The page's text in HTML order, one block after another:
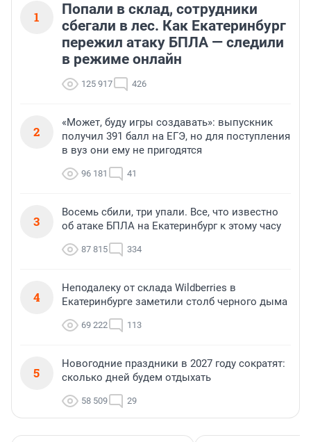
1
Попали в склад, сотрудники
сбегали в лес. Как Екатеринбург
пережил атаку БПЛА — следили
в режиме онлайн
125 917 426
2
«Может, буду игры создавать»: выпускник
получил 391 балл на ЕГЭ, но для поступления
в вуз они ему не пригодятся
96 181 41
3
Восемь сбили, три упали. Все, что известно
об атаке БПЛА на Екатеринбург к этому часу
87 815 334
4
Неподалеку от склада Wildberries в
Екатеринбурге заметили столб черного дыма
69 222 113
5
Новогодние праздники в 2027 году сократят:
сколько дней будем отдыхать
58 509 29